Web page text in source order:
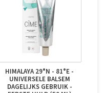
HIMALAYA 29°N - 81°E -
UNIVERSELE BALSEM
DAGELIJKS GEBRUIK -